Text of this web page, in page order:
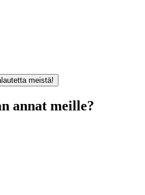
meistä!
annat meille?